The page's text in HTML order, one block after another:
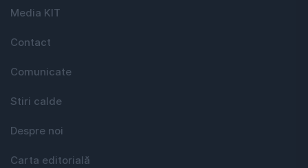
Media KIT
Contact
Comunicate
Stiri calde
Despre noi
Carta editorială